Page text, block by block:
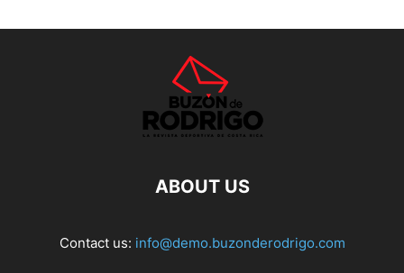
ABOUT US
Contact us: info@demo.buzonderodrigo.com